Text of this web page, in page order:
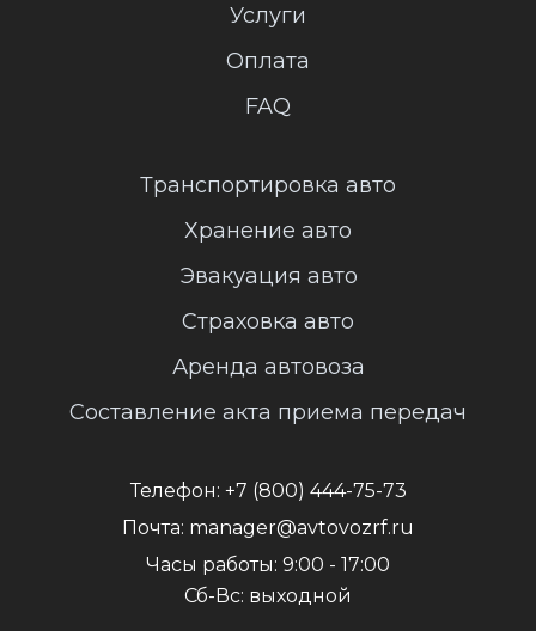
Услуги
Оплата
FAQ
Транспортировка авто
Хранение авто
Эвакуация авто
Страховка авто
Аренда автовоза
Составление акта приема передач
Телефон: +7 (800) 444-75-73
Почта: manager@avtovozrf.ru
Часы работы: 9:00 - 17:00
Сб-Вс: выходной